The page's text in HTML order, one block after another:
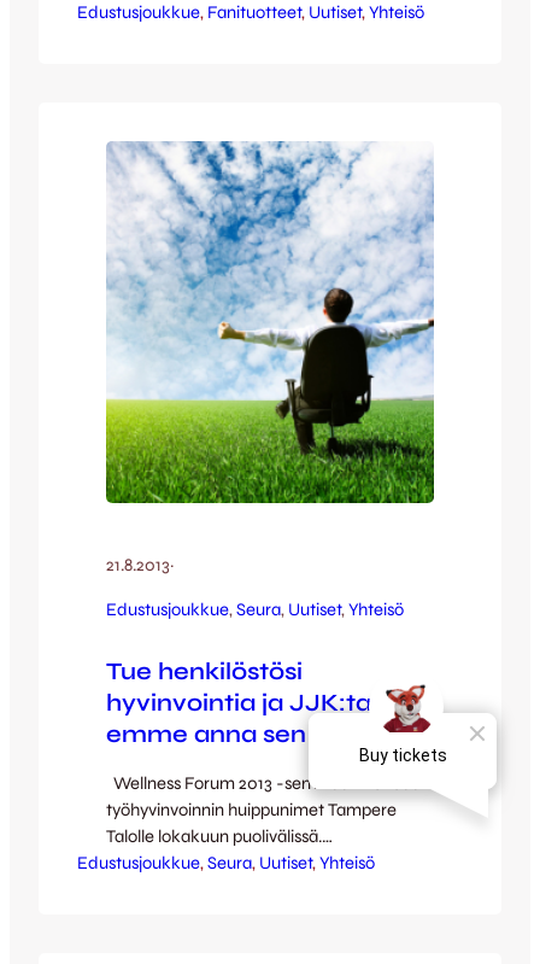
sinua perjantaina 20.12. klo 14-18 ja
Edustusjoukkue, Fanituotteet, Uutiset, Yhteisö
21.8.2013·
Edustusjoukkue, Seura, Uutiset, Yhteisö
Tue henkilöstösi
hyvinvointia ja JJK:ta –
emme anna sen päättyä!
Wellness Forum 2013 -seminaari kokoaa
työhyvinvoinnin huippunimet Tampere
Talolle lokakuun puolivälissä.
Tapahtumassa riittää kovan luokan
Edustusjoukkue, Seura, Uutiset, Yhteisö